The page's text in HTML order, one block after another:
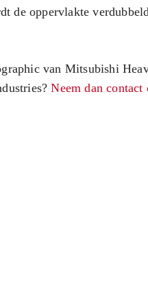
de oppervlakte
van Mitsubishi
Neem dan